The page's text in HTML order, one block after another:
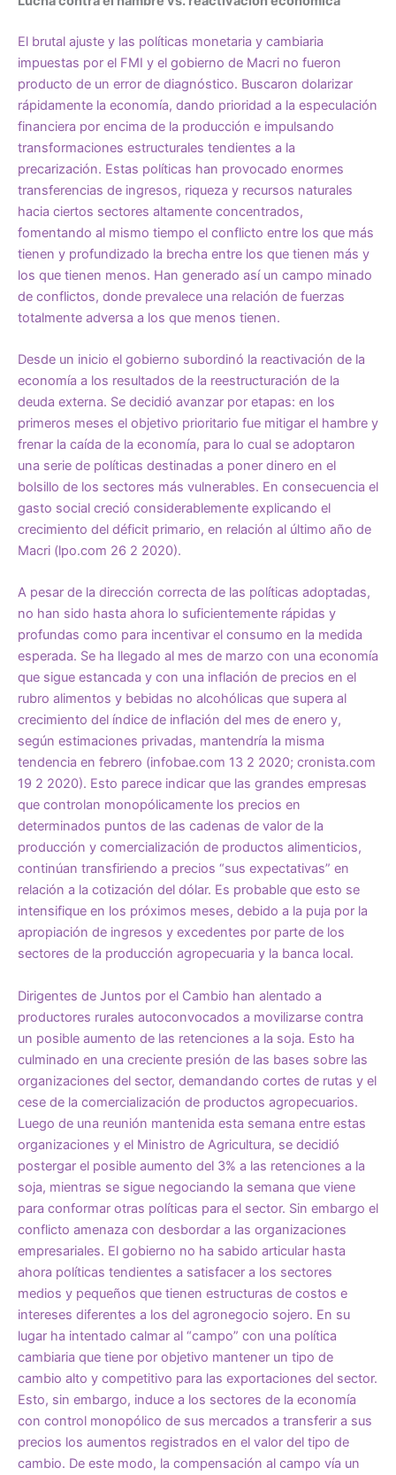
El brutal ajuste y las políticas monetaria y cambiaria
impuestas por el FMI y el gobierno de Macri no fueron
producto de un error de diagnóstico. Buscaron dolarizar
rápidamente la economía, dando prioridad a la especulación
financiera por encima de la producción e impulsando
transformaciones estructurales tendientes a la
precarización. Estas políticas han provocado enormes
transferencias de ingresos, riqueza y recursos naturales
hacia ciertos sectores altamente concentrados,
fomentando al mismo tiempo el conflicto entre los que más
tienen y profundizado la brecha entre los que tienen más y
los que tienen menos. Han generado así un campo minado
de conflictos, donde prevalece una relación de fuerzas
totalmente adversa a los que menos tienen.
Desde un inicio el gobierno subordinó la reactivación de la
economía a los resultados de la reestructuración de la
deuda externa. Se decidió avanzar por etapas: en los
primeros meses el objetivo prioritario fue mitigar el hambre y
frenar la caída de la economía, para lo cual se adoptaron
una serie de políticas destinadas a poner dinero en el
bolsillo de los sectores más vulnerables. En consecuencia el
gasto social creció considerablemente explicando el
crecimiento del déficit primario, en relación al último año de
Macri (lpo.com 26 2 2020).
A pesar de la dirección correcta de las políticas adoptadas,
no han sido hasta ahora lo suficientemente rápidas y
profundas como para incentivar el consumo en la medida
esperada. Se ha llegado al mes de marzo con una economía
que sigue estancada y con una inflación de precios en el
rubro alimentos y bebidas no alcohólicas que supera al
crecimiento del índice de inflación del mes de enero y,
según estimaciones privadas, mantendría la misma
tendencia en febrero (infobae.com 13 2 2020; cronista.com
19 2 2020). Esto parece indicar que las grandes empresas
que controlan monopólicamente los precios en
determinados puntos de las cadenas de valor de la
producción y comercialización de productos alimenticios,
continúan transfiriendo a precios “sus expectativas” en
relación a la cotización del dólar. Es probable que esto se
intensifique en los próximos meses, debido a la puja por la
apropiación de ingresos y excedentes por parte de los
sectores de la producción agropecuaria y la banca local.
Dirigentes de Juntos por el Cambio han alentado a
productores rurales autoconvocados a movilizarse contra
un posible aumento de las retenciones a la soja. Esto ha
culminado en una creciente presión de las bases sobre las
organizaciones del sector, demandando cortes de rutas y el
cese de la comercialización de productos agropecuarios.
Luego de una reunión mantenida esta semana entre estas
organizaciones y el Ministro de Agricultura, se decidió
postergar el posible aumento del 3% a las retenciones a la
soja, mientras se sigue negociando la semana que viene
para conformar otras políticas para el sector. Sin embargo el
conflicto amenaza con desbordar a las organizaciones
empresariales. El gobierno no ha sabido articular hasta
ahora políticas tendientes a satisfacer a los sectores
medios y pequeños que tienen estructuras de costos e
intereses diferentes a los del agronegocio sojero. En su
lugar ha intentado calmar al “campo” con una política
cambiaria que tiene por objetivo mantener un tipo de
cambio alto y competitivo para las exportaciones del sector.
Esto, sin embargo, induce a los sectores de la economía
con control monopólico de sus mercados a transferir a sus
precios los aumentos registrados en el valor del tipo de
cambio. De este modo, la compensación al campo vía un